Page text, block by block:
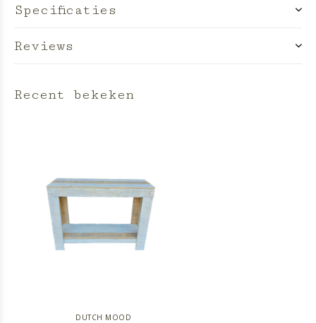
Specificaties
Reviews
Recent bekeken
DUTCH MOOD